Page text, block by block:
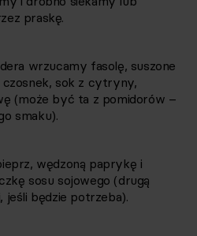
praskę.
wrzucamy fasolę, suszone
sok z cytryny,
(może być ta z pomidorów –
smaku).
wędzoną paprykę i
sosu sojowego (drugą
jeśli będzie potrzeba).